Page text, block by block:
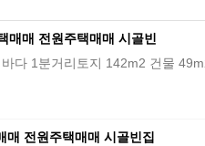
매매 전원주택매매 시골빈
다 1분거리토지 142m2 건물
전원주택매매 시골빈집